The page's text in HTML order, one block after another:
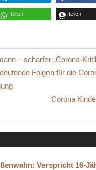
teilen teilen
– scharfer „Corona-
Folgen für die
Nächster
Corona
Verspricht 16-